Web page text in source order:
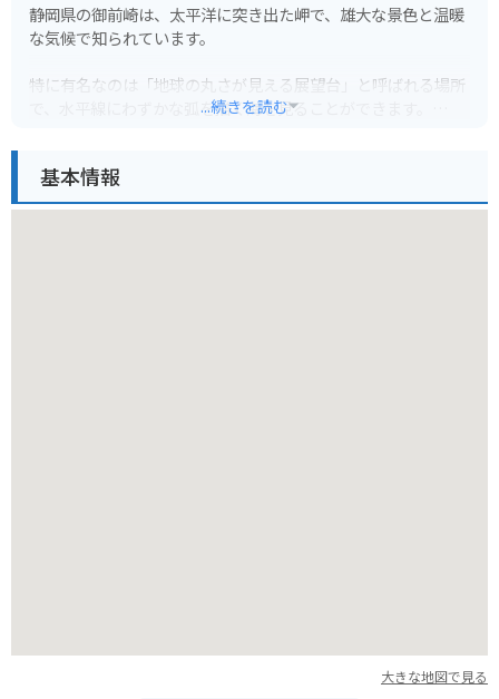
静岡県の御前崎は、太平洋に突き出た岬で、雄大な景色と温暖
な気候で知られています。
特に有名なのは「地球の丸さが見える展望台」と呼ばれる場所
で、水平線にわずかな弧を描く海を見ることができます。
ンや kitesurfing のメッカとなっています。
...続きを読む
基本情報
大きな地図で見る